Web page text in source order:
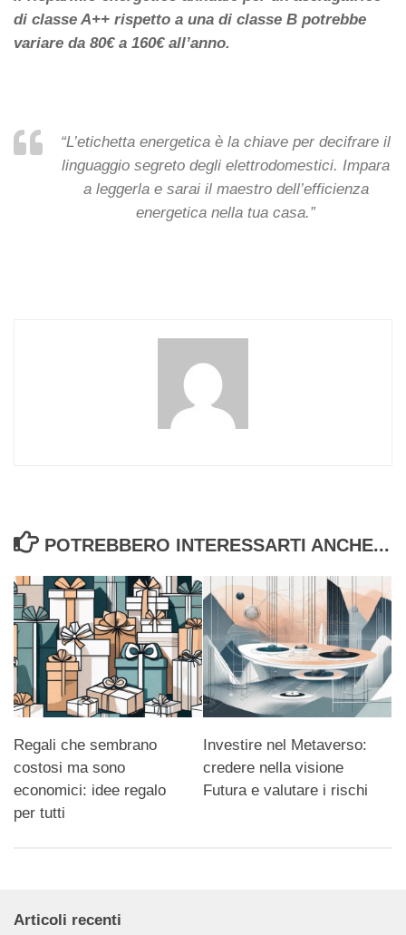
di classe A++ rispetto a una di classe B potrebbe
variare da 80€ a 160€ all’anno.
“L’etichetta energetica è la chiave per decifrare il
linguaggio segreto degli elettrodomestici. Impara
a leggerla e sarai il maestro dell’efficienza
energetica nella tua casa.”
POTREBBERO INTERESSARTI ANCHE...
Regali che sembrano
costosi ma sono
economici: idee regalo
per tutti
Investire nel Metaverso:
credere nella visione
Futura e valutare i rischi
Articoli recenti